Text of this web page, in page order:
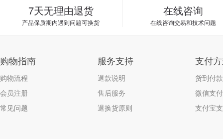
7天无理由退货
产品保质期内遇到问题可换货
在线咨询
在线咨询交易和技术问题
购物指南
购物流程
会员注册
常见问题
服务支持
退款说明
售后服务
退换货原则
支付
货到付款
微信支付
支付宝